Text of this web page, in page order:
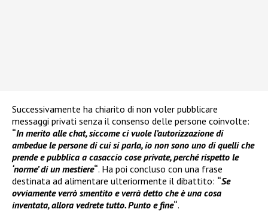
Successivamente ha chiarito di non voler pubblicare
messaggi privati senza il consenso delle persone coinvolte:
“In merito alle chat, siccome ci vuole l’autorizzazione di
ambedue le persone di cui si parla, io non sono uno di quelli che
prende e pubblica a casaccio cose private, perché rispetto le
‘norme’ di un mestiere“. Ha poi concluso con una frase
destinata ad alimentare ulteriormente il dibattito: “Se
ovviamente verrò smentito e verrà detto che è una cosa
inventata, allora vedrete tutto. Punto e fine“.